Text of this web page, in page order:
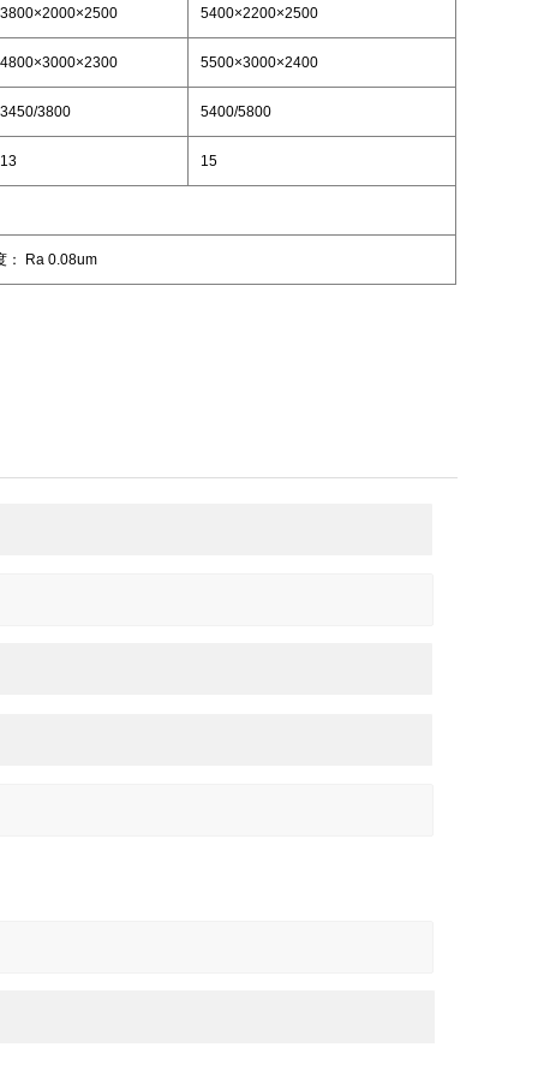
3800×2000×2500 5400×2200×2500
4800×3000×2300 5500×3000×2400
3450/3800 5400/5800
13 15
： Ra 0.08um